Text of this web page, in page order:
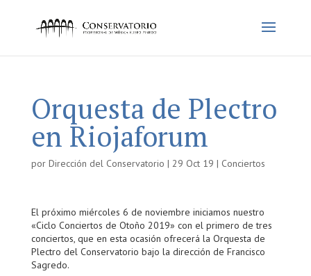
Orquesta de Plectro
en Riojaforum
por Dirección del Conservatorio | 29 Oct 19 | Conciertos
El próximo miércoles 6 de noviembre iniciamos nuestro
«Ciclo Conciertos de Otoño 2019» con el primero de tres
conciertos, que en esta ocasión ofrecerá la Orquesta de
Plectro del Conservatorio bajo la dirección de Francisco
Sagredo.